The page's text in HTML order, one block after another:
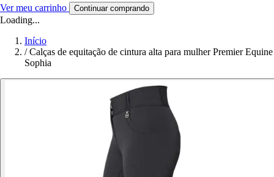
Ver meu carrinho Continuar comprando
Loading...
Início
/ Calças de equitação de cintura alta para mulher Premier Equine
Sophia